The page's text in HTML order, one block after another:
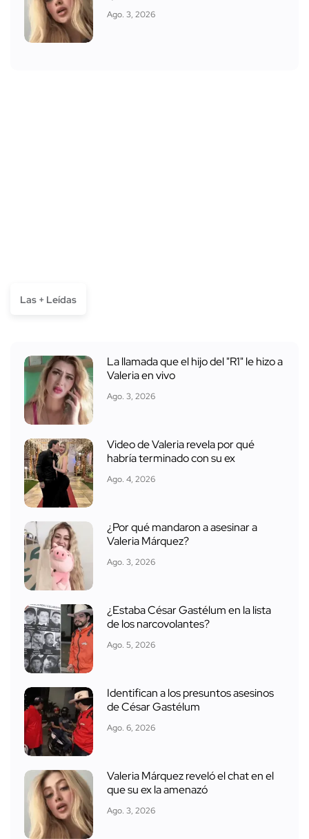
Ago. 3, 2026
Las + Leídas
La llamada que el hijo del "R1" le hizo a
Valeria en vivo
Ago. 3, 2026
Video de Valeria revela por qué
habría terminado con su ex
Ago. 4, 2026
¿Por qué mandaron a asesinar a
Valeria Márquez?
Ago. 3, 2026
¿Estaba César Gastélum en la lista
de los narcovolantes?
Ago. 5, 2026
Identifican a los presuntos asesinos
de César Gastélum
Ago. 6, 2026
Valeria Márquez reveló el chat en el
que su ex la amenazó
Ago. 3, 2026